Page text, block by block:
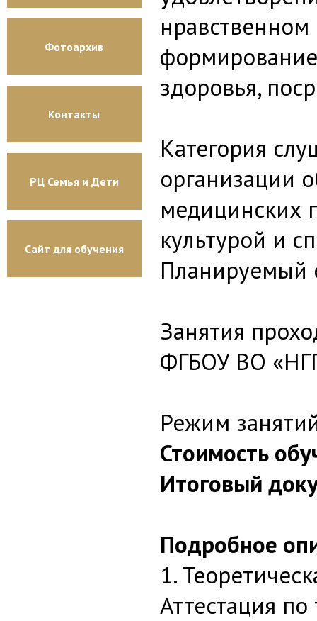
Фотоархив
Контакты
РЦ Семья и Дети
Сайт для обучения
здоровья,
Категория
организации
медицинских
культурой и
Планируемый
Занятия
ФГБОУ ВО
Режим
Стоимость
Итоговый
Подробное
1.
Аттестация